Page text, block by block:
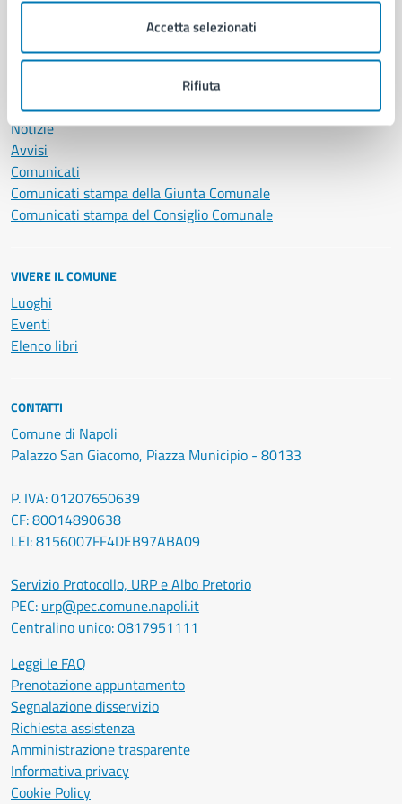
Accetta selezionati
Rifiuta
Notizie
Avvisi
Comunicati
Comunicati stampa della Giunta Comunale
Comunicati stampa del Consiglio Comunale
VIVERE IL COMUNE
Luoghi
Eventi
Elenco libri
CONTATTI
Comune di Napoli
Palazzo San Giacomo, Piazza Municipio - 80133
P. IVA: 01207650639
CF: 80014890638
LEI: 8156007FF4DEB97ABA09
Servizio Protocollo, URP e Albo Pretorio
PEC: urp@pec.comune.napoli.it
Centralino unico:0817951111
Leggi le FAQ
Prenotazione appuntamento
Segnalazione disservizio
Richiesta assistenza
Amministrazione trasparente
Informativa privacy
Cookie Policy